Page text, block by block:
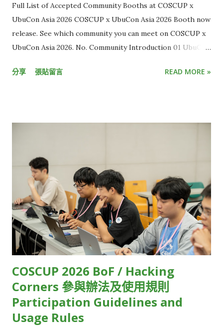
OTT 平台，延遲大多介於 15 秒至 30 秒，距離延遲秒數低於 3
秒的「超低延遲」（Ultra Low Latency）標準，還有一大段距
離，這也讓現有直播內容的互動效果有限。 但想克服延遲並不容
所需流程多到難以想像。 KKStream 執行副總李卓軒 Kevin C.H.
加總起來就無法達到超低延遲的標準，這需要很強的技術掌控
力。」Kevin 說。 另一個挑戰則在於，由於各大終端裝置原廠
（如Apple、Google）雖然有提供低延遲串流相對應的規範，但
並未說明實際的執行細節，因此串流技術業者只能自己摸索。 受
限於技術瓶頸，目前大多數的直播串流服務，只能在延遲、直播
規模和影像品質三者間取捨。例如，常見的視訊會議軟體，像是
Zoom、Google Meet，雖然延遲相對低，但參與人數上...
Full List of Accepted Community Booths at COSCUP x
UbuCon Asia 2026 COSCUP x UbuCon Asia 2026 Booth now
release. See which community you can meet on COSCUP x
UbuCon Asia 2026. No. Community Introduction 01 UbuCon
HackMD 03 Cloud Native Taiwan User Group x WasmEdge
HackMD 12 OpenEverest HackMD 13 WordPress Taiwan
Community HackMD 14 OSPN (Open Source People
Network) Japan HackMD 15 GolangTW HackMD 16
opencocon distribution HackMD 17 Open Culture
Foundation HackMD 18 GDG TW (Google Developers
Groups Taiwan) HackMD 19 FediDev KR & FediLUG (Japan)
HackMD 20 Blockchain and Distributed Ledger HackMD 21
Open-EP (E-Paper) Community HackMD 22 FOSS for All
HackMD 23 ...
分享 張貼留言 READ MORE »
COSCUP 2026 BoF / Hacking
Corners 參與辦法及使用規則
Participation Guidelines and
Usage Rules